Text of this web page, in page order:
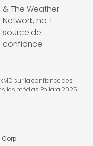
sur la confiance des
les médias Pollara 2025
Corp